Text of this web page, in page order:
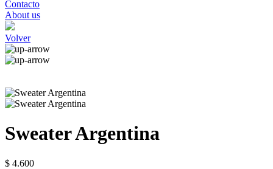
Contacto
About us
Volver
Sweater Argentina
$ 4.600